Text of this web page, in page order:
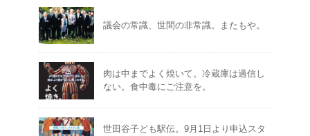
議会の常識、世間の非常識。またもや。
肉は中までよく焼いて。冷蔵庫は過信し
ない。食中毒にご注意を。
世田谷子ども駅伝。9月1日より申込スタ